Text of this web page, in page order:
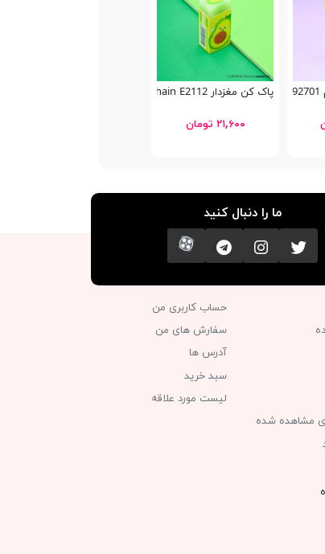
پاک کن مغزدار Tochain E2112
۲۱,۶۰۰ تومان
ما را دنبال کنید
تویتر اینستاگرامکانال تلگرام
آپارات
مشاهده شده
حساب کاربری من
سفارش های من‎
آدرس ها
سبد خرید
لیست مورد علاقه